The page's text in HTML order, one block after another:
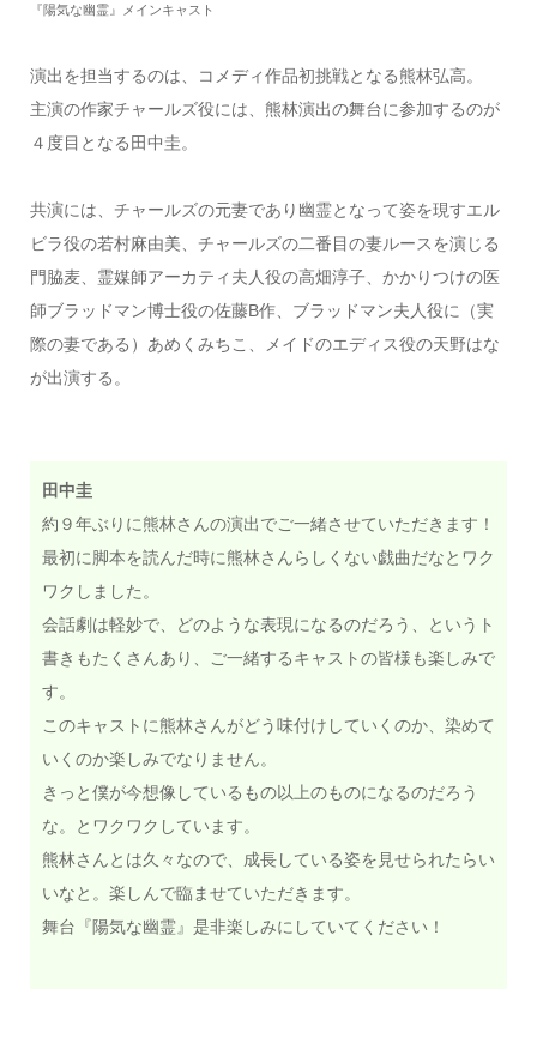
『陽気な幽霊』メインキャスト
演出を担当するのは、コメディ作品初挑戦となる熊林弘高。
主演の作家チャールズ役には、熊林演出の舞台に参加するのが
４度目となる田中圭。
共演には、チャールズの元妻であり幽霊となって姿を現すエル
ビラ役の若村麻由美、チャールズの二番目の妻ルースを演じる
門脇麦、霊媒師アーカティ夫人役の高畑淳子、かかりつけの医
師ブラッドマン博士役の佐藤B作、ブラッドマン夫人役に（実
際の妻である）あめくみちこ、メイドのエディス役の天野はな
が出演する。
田中圭
約９年ぶりに熊林さんの演出でご一緒させていただきます！
最初に脚本を読んだ時に熊林さんらしくない戯曲だなとワク
ワクしました。
会話劇は軽妙で、どのような表現になるのだろう、というト
書きもたくさんあり、ご一緒するキャストの皆様も楽しみで
す。
このキャストに熊林さんがどう味付けしていくのか、染めて
いくのか楽しみでなりません。
きっと僕が今想像しているもの以上のものになるのだろう
な。とワクワクしています。
熊林さんとは久々なので、成長している姿を見せられたらい
いなと。楽しんで臨ませていただきます。
舞台『陽気な幽霊』是非楽しみにしていてください！